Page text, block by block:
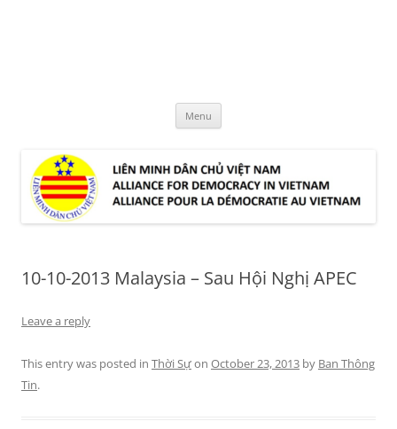
Menu
10-10-2013 Malaysia – Sau Hội Nghị APEC
Leave a reply
This entry was posted in Thời Sựon October 23, 2013 by Ban Thông
Tin.